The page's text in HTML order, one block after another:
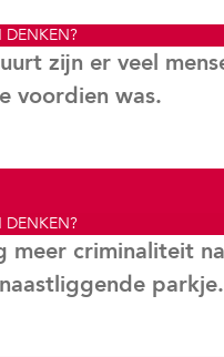
DENKEN?
zijn er veel
voordien was.
DENKEN?
criminaliteit